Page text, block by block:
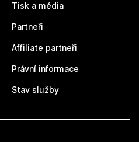
Tisk a média
Partneři
Affiliate partneři
Právní informace
Stav služby